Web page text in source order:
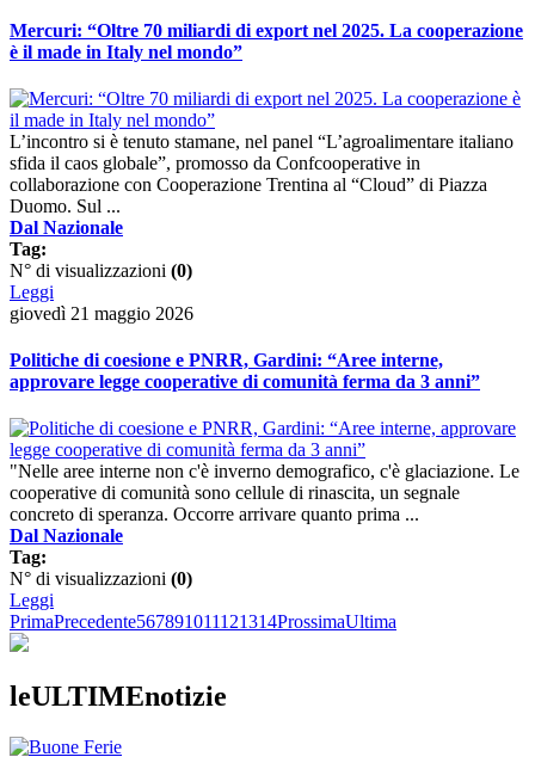
Mercuri: “Oltre 70 miliardi di export nel 2025. La cooperazione
è il made in Italy nel mondo”
L’incontro si è tenuto stamane, nel panel “L’agroalimentare italiano
sfida il caos globale”, promosso da Confcooperative in
collaborazione con Cooperazione Trentina al “Cloud” di Piazza
Duomo. Sul ...
Dal Nazionale
Tag:
N° di visualizzazioni (0)
Leggi
giovedì 21 maggio 2026
Politiche di coesione e PNRR, Gardini: “Aree interne,
approvare legge cooperative di comunità ferma da 3 anni”
"Nelle aree interne non c'è inverno demografico, c'è glaciazione. Le
cooperative di comunità sono cellule di rinascita, un segnale
concreto di speranza. Occorre arrivare quanto prima ...
Dal Nazionale
Tag:
N° di visualizzazioni (0)
Leggi
PrimaPrecedente567891011121314ProssimaUltima
leULTIMEnotizie